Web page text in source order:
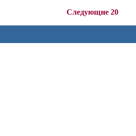
Следующие 20